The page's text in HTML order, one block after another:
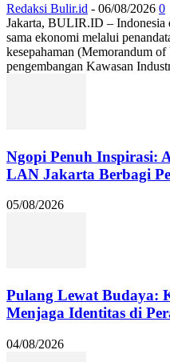
Redaksi Bulir.id - 06/08/2026 0
Jakarta, BULIR.ID – Indonesia
sama ekonomi melalui
kesepahaman (Memorandum
pengembangan Kawasan
Ngopi Penuh Inspirasi:
LAN Jakarta Berbagi
05/08/2026
Pulang Lewat Budaya:
Menjaga Identitas di
04/08/2026